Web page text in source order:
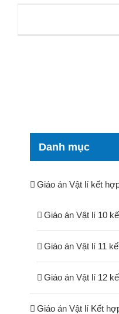
Danh mục
Giáo án Vật lí kết
Giáo án Vật lí 10
Giáo án Vật lí 11
Giáo án Vật lí 12
Giáo án Vật lí Kết